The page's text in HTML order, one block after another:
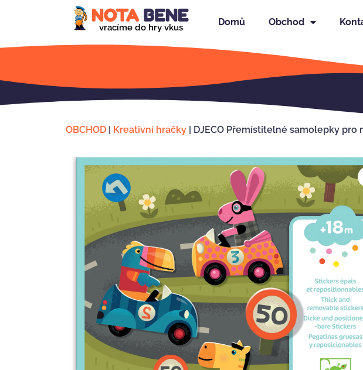
vracíme do hry vkus
Domů Obchod
OBCHOD | Kreativní hračky | DJECO Přemístitelné samolepky pro